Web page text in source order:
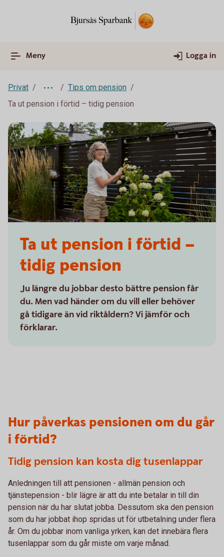
Meny Logga in
Privat
Tips om pension
Ta ut pension i förtid – tidig pension
Ta ut pension i förtid –
tidig pension
Ju längre du jobbar desto bättre pension får
du. Men vad händer om du vill eller behöver
gå tidigare än vid riktåldern? Vi jämför och
förklarar.
Hur påverkas pensionen om du går
i förtid?
Tidig pension kan kosta dig tusenlappar
Anledningen till att pensionen - allmän pension och
tjänstepension - blir lägre är att du inte betalar in till din
pension när du har slutat jobba. Dessutom ska den pension
som du har jobbat ihop spridas ut för utbetalning under flera
år. Om du jobbar inom vanliga yrken, kan det innebära flera
tusenlappar som du går miste om varje månad.